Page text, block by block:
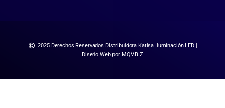
2025 Derechos Reservados Distribuidora Katisa Iluminación LED |
Diseño Web por MQV.BIZ